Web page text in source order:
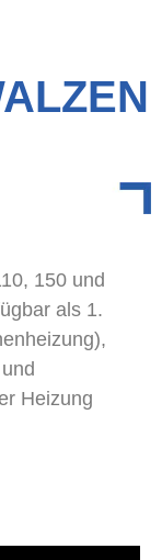
150 und
als 1.
Heizung